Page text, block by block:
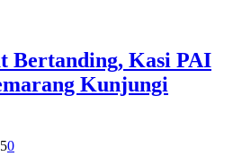
Bertanding, Kasi PAI
Kunjungi
0